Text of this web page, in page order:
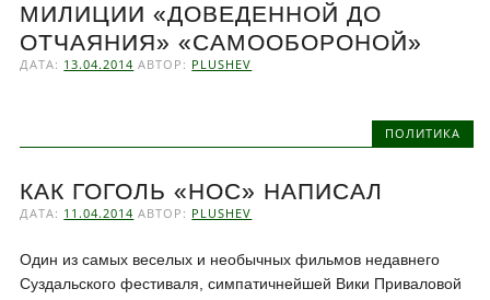
МИЛИЦИИ «ДОВЕДЕННОЙ ДО
ОТЧАЯНИЯ» «САМООБОРОНОЙ»
ДАТА: 13.04.2014 АВТОР: PLUSHEV
ПОЛИТИКА
КАК ГОГОЛЬ «НОС» НАПИСАЛ
ДАТА: 11.04.2014 АВТОР: PLUSHEV
Один из самых веселых и необычных фильмов недавнего
Суздальского фестиваля, симпатичнейшей Вики Приваловой